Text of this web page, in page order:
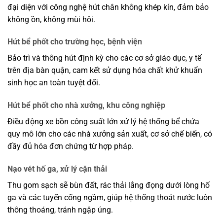
đại diện với công nghệ hút chân không khép kín, đảm bảo
không ồn, không mùi hôi.
Hút bể phốt cho trường học, bệnh viện
Bảo trì và thông hút định kỳ cho các cơ sở giáo dục, y tế
trên địa bàn quận, cam kết sử dụng hóa chất khử khuẩn
sinh học an toàn tuyệt đối.
Hút bể phốt cho nhà xưởng, khu công nghiệp
Điều động xe bồn công suất lớn xử lý hệ thống bể chứa
quy mô lớn cho các nhà xưởng sản xuất, cơ sở chế biến, có
đầy đủ hóa đơn chứng từ hợp pháp.
Nạo vét hố ga, xử lý cặn thải
Thu gom sạch sẽ bùn đất, rác thải lắng đọng dưới lòng hố
ga và các tuyến cống ngầm, giúp hệ thống thoát nước luôn
thông thoáng, tránh ngập úng.